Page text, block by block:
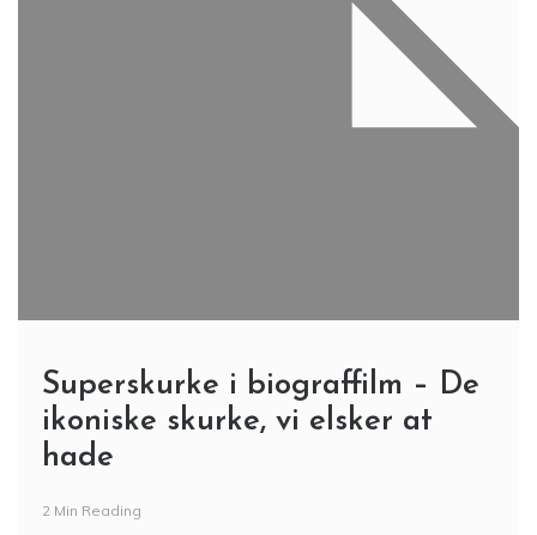
Superskurke i biograffilm – De
ikoniske skurke, vi elsker at
hade
2 Min Reading